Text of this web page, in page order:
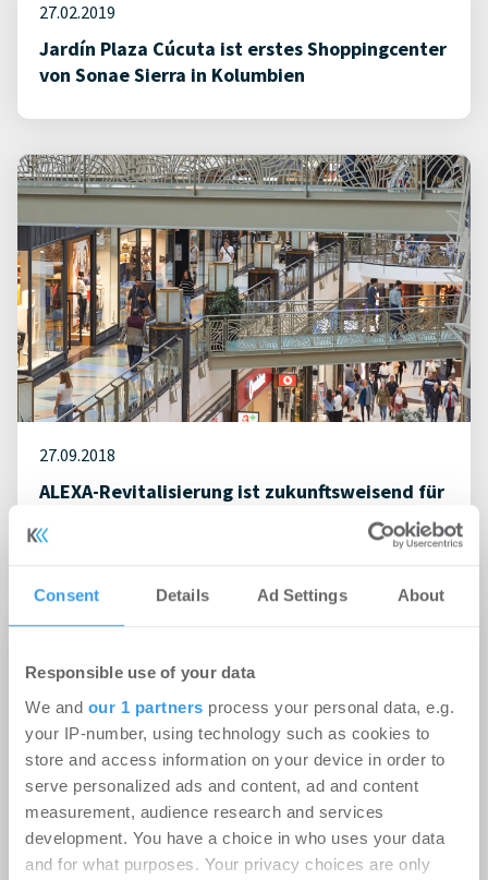
Consent Details Ad Settings About
Responsible use of your data
We and our 1 partners process your personal data, e.g.
your IP-number, using technology such as cookies to
store and access information on your device in order to
serve personalized ads and content, ad and content
measurement, audience research and services
development. You have a choice in who uses your data
and for what purposes. Your privacy choices are only
27.02.2019
Jardín Plaza Cúcuta ist erstes Shoppingcenter
von Sonae Sierra in Kolumbien
27.09.2018
ALEXA-Revitalisierung ist zukunftsweisend für